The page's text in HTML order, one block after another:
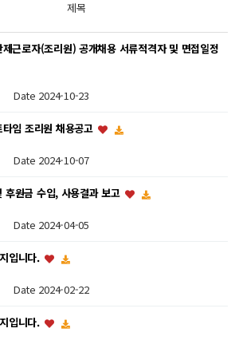
제목
근로자(조리원) 공개채용 서류적격자 및 면접일정
Date 2024-10-23
임 조리원 채용공고
Date 2024-10-07
원금 수입, 사용결과 보고
Date 2024-04-05
입니다.
Date 2024-02-22
입니다.